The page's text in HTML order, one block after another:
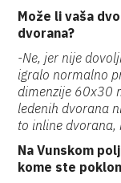
Može li vaša
dvorana?
-Ne, jer nije
igralo normalno
dimenzije 60x30
ledenih dvorana
to inline dvorana,
Na Vunskom
kome ste